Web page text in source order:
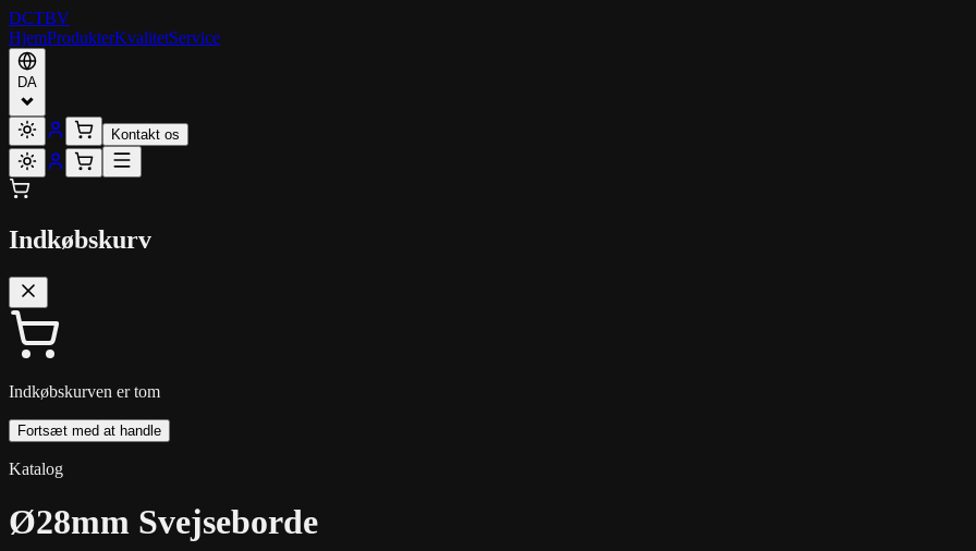
DCTBV
HjemProdukterKvalitetService
DA
Kontakt os
Indkøbskurv
Indkøbskurven er tom
Fortsæt med at handle
Katalog
Ø28mm Svejseborde